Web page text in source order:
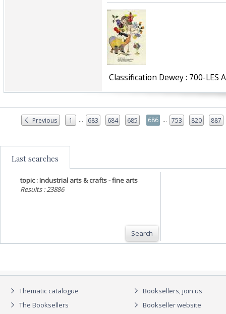
Classification Dewey : 700-LES
Previous 1 ... 683 684 685 686 ... 753 820 887
Last searches
topic : Industrial arts & crafts - fine arts
Results : 23886
Search
Thematic catalogue
The Booksellers
Booksellers, join us
Bookseller website